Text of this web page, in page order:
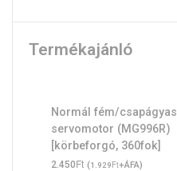
Termékajánló
Normál fém/csapágyas
servomotor (MG996R)
[körbeforgó, 360fok]
2.450Ft (1.929Ft+ÁFA)